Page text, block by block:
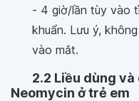
- 4 giờ/lần tùy vào
khuẩn. Lưu ý,
vào mắt.
2.2 Liều dùng
Neomycin ở trẻ em